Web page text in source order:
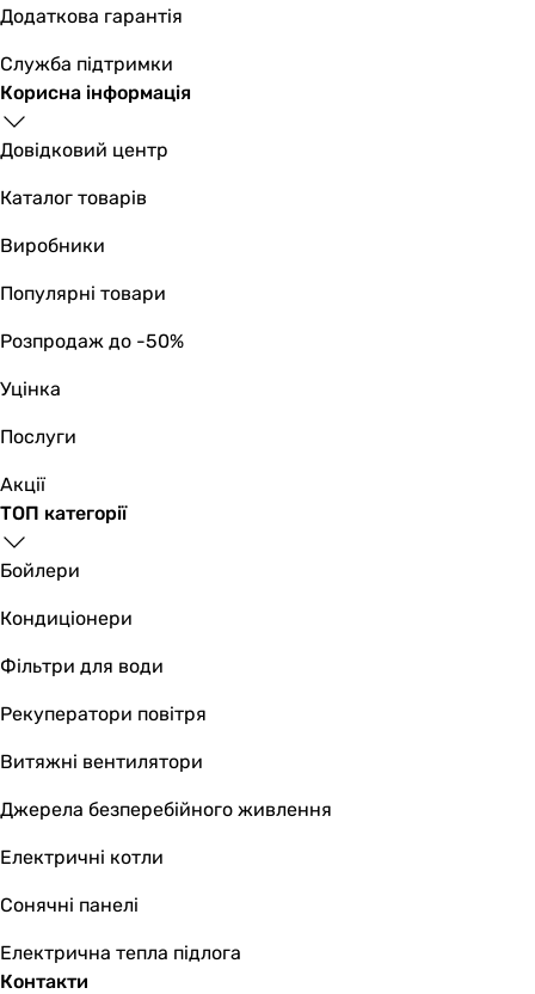
Додаткова гарантія
Служба підтримки
Корисна інформація
Довідковий центр
Каталог товарів
Виробники
Популярні товари
Розпродаж до -50%
Уцінка
Послуги
Акції
ТОП категорії
Бойлери
Кондиціонери
Фільтри для води
Рекуператори повітря
Витяжні вентилятори
Джерела безперебійного живлення
Електричні котли
Сонячні панелі
Електрична тепла підлога
Контакти